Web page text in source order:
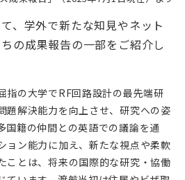
、学外で新たな知見やネット
の成果報告の一部をご紹介し
指の大学でRF回路設計の最先端研
題解決能力を向上させ、研究への姿
国籍の仲間との英語での議論を通
ョン能力に加え、新たな視点や柔軟
ことは、将来の国際的な研究・協働